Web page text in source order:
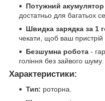
Потужний акумулятор
достатньо для багатьох
Швидка зарядка за 1
чекати, щоб ваш пристрій
Безшумна робота -
гоління без зайвого шуму.
Характеристики:
Тип: роторна.